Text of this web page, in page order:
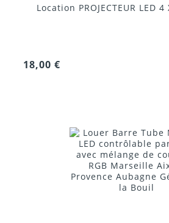
Location PROJECTEUR LED
18,00 €